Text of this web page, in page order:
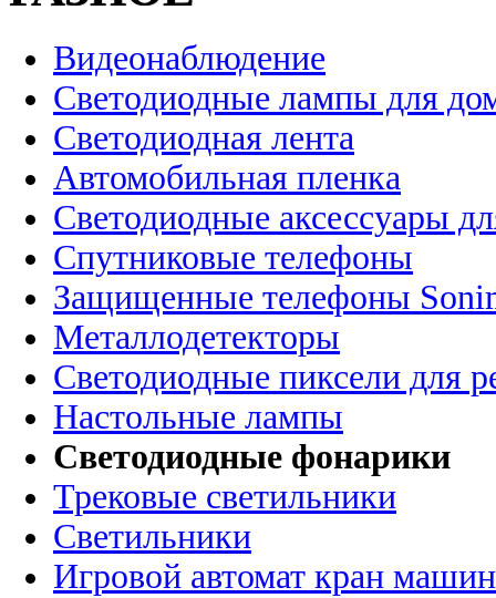
Видеонаблюдение
Светодиодные лампы для
Светодиодная лента
Автомобильная пленка
Светодиодные аксессуары
Спутниковые телефоны
Защищенные телефоны
Металлодетекторы
Светодиодные пиксели для
Настольные лампы
Светодиодные фонарики
Трековые светильники
Светильники
Игровой автомат кран